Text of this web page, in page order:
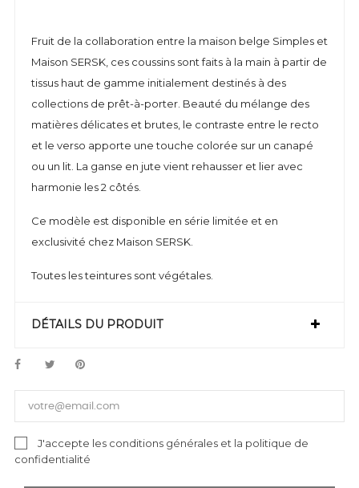
Fruit de la collaboration entre la maison belge Simples et
Maison SERSK, ces coussins sont faits à la main à partir de
tissus haut de gamme initialement destinés à des
collections de prêt-à-porter. Beauté du mélange des
matières délicates et brutes, le contraste entre le recto
et le verso apporte une touche colorée sur un canapé
ou un lit. La ganse en jute vient rehausser et lier avec
harmonie les 2 côtés.
Ce modèle est disponible en série limitée et en
exclusivité chez Maison SERSK.
Toutes les teintures sont végétales.
DÉTAILS DU PRODUIT
J'accepte les conditions générales et la politique de
confidentialité